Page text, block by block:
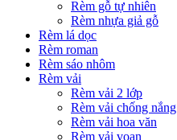
Rèm gỗ tự nhiên
Rèm nhựa giả gỗ
Rèm lá dọc
Rèm roman
Rèm sáo nhôm
Rèm vải
Rèm vải 2 lớp
Rèm vải chống nắng
Rèm vải hoa văn
Rèm vải voan